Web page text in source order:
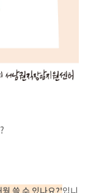
쓸 수 있나요?'입니